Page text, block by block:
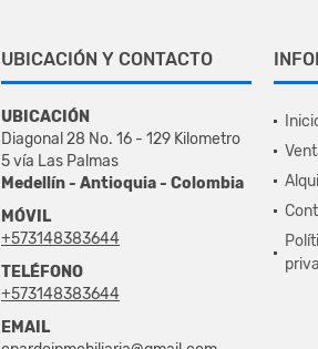
UBICACIÓN Y CONTACTO
UBICACIÓN
Diagonal 28 No. 16 - 129 Kilometro
5 vía Las Palmas
Medellín - Antioquia - Colombia
MÓVIL
+573148383644
TELÉFONO
+573148383644
EMAIL